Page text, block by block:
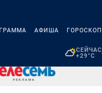
АФИША ГОРОСКОП
СЕЙЧАС
+29°C